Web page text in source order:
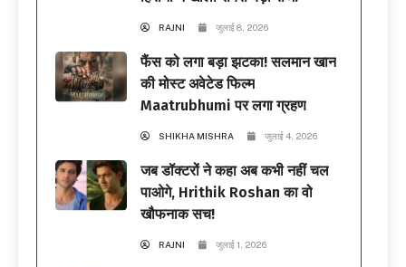
RAJNI जुलाई 8, 2026
फैंस को लगा बड़ा झटका! सलमान खान
की मोस्ट अवेटेड फिल्म
Maatrubhumi पर लगा ग्रहण
SHIKHA MISHRA जुलाई 4, 2026
जब डॉक्टरों ने कहा अब कभी नहीं चल
पाओगे, Hrithik Roshan का वो
खौफनाक सच!
RAJNI जुलाई 1, 2026